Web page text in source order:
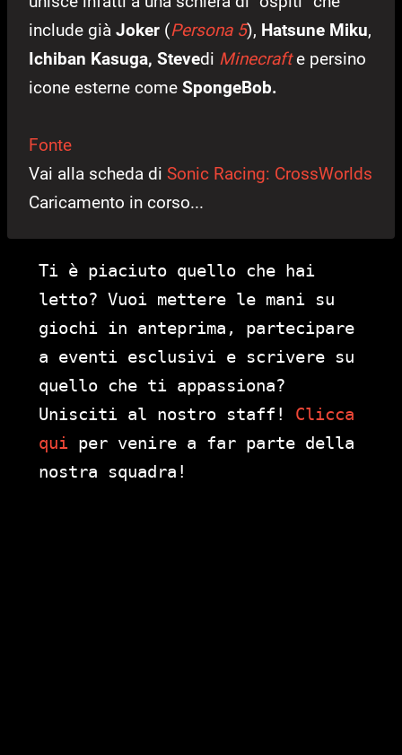
include già Joker (Persona 5), Hatsune Miku,
Ichiban Kasuga, Stevedi Minecrafte persino
icone esterne come SpongeBob.
Fonte
Vai alla scheda di Sonic Racing: CrossWorlds
Caricamento in corso...
Ti è piaciuto quello che hai
letto? Vuoi mettere le mani su
giochi in anteprima, partecipare
a eventi esclusivi e scrivere su
quello che ti appassiona?
Unisciti al nostro staff! Clicca
qui per venire a far parte della
nostra squadra!